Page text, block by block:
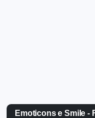
Emoticons e Smile -